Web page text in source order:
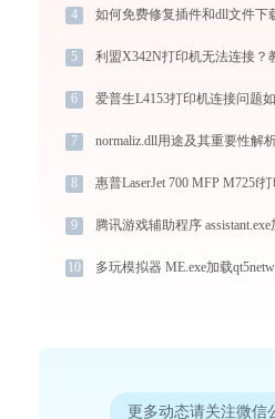
4
5
6
7 normaliz.dll用途及其重要性解
8
9
10
更多动态请关注微信